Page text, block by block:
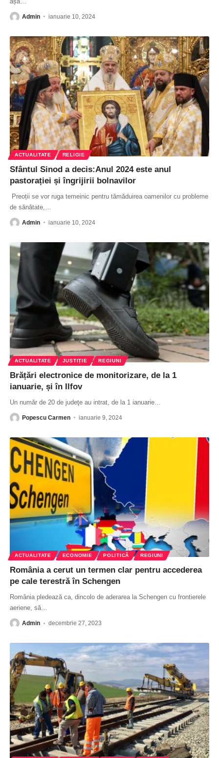
Admin ianuarie 10, 2024
ACTUALITATE RELIGIE
Sfântul Sinod a decis:Anul 2024 este anul
pastorației și îngrijirii bolnavilor
Preoții se vor ruga temeinic pentru tămăduirea oamenilor cu probleme
de sănătate,
Admin ianuarie 10, 2024
ACTUALITATE JUSTIȚIE REGIUNI
Brățări electronice de monitorizare, de la 1
ianuarie, și în Ilfov
Un număr de 20 de judeţe au intrat, de la 1 ianuarie
Popescu Carmen ianuarie 9, 2024
ACTUALITATE ECONOMIE POLITICĂ REGIUNI
România a cerut un termen clar pentru accederea
pe cale terestră în Schengen
România pledează ca, dincolo de aderarea la Schengen cu frontierele
aeriene, să…
Admin decembrie 27, 2023